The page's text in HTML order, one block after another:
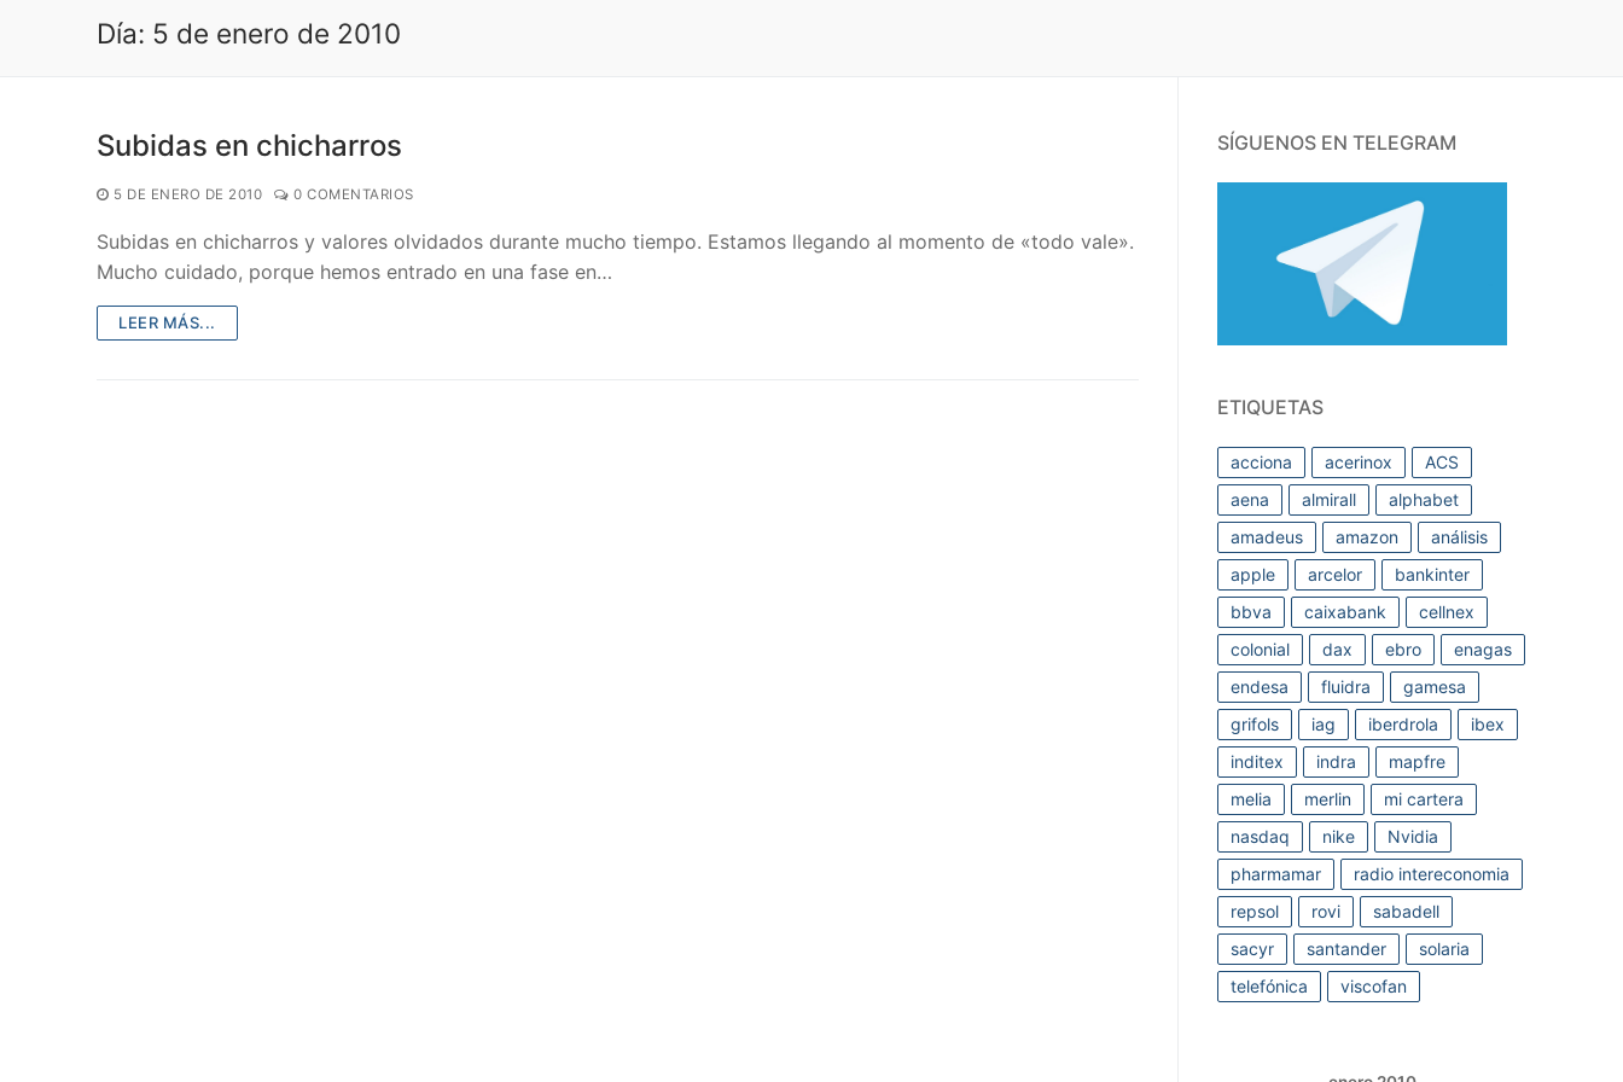
Día: 5 de enero de 2010
Subidas en chicharros
5 DE ENERO DE 2010 0 COMENTARIOS
Subidas en chicharros y valores olvidados durante mucho tiempo. Estamos llegando al momento de «todo vale».
Mucho cuidado, porque hemos entrado en una fase en…
LEER MÁS...
SÍGUENOS EN TELEGRAM
ETIQUETAS
acciona acerinox
ACS
aena
almirall
alphabet
amadeus
amazon
análisis
apple
arcelor
bankinter
bbva
caixabank
cellnex
colonial
dax ebro
enagas
endesa
fluidra
gamesa
grifols
iag iberdrola
ibex
inditex
indra
mapfre
melia
merlin
mi cartera
nasdaq
nike
Nvidia
pharmamar
radio intereconomia
repsol
rovi
sabadell
sacyr
santander
solaria
telefónica
viscofan